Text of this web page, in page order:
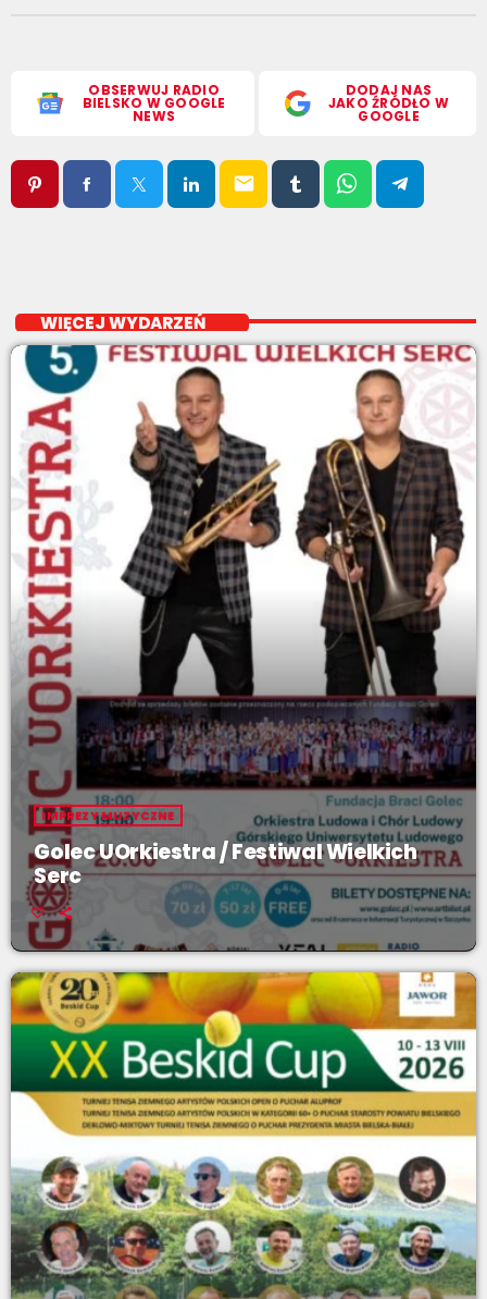
OBSERWUJ RADIO
BIELSKO W GOOGLE
NEWS
DODAJ NAS
JAKO ŹRÓDŁO W
GOOGLE
email
WIĘCEJ WYDARZEŃ
IMPREZY MUZYCZNE
Golec UOrkiestra / Festiwal Wielkich
Serc